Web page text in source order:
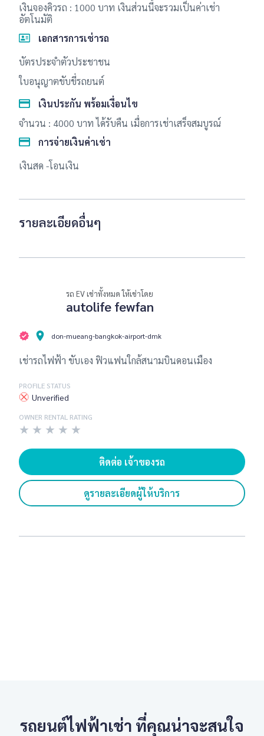
เงินจองคิวรถ : 1000 บาท เงินส่วนนี้จะรวมเป็นค่าเช่า
อัตโนมัติ
เอกสารการเช่ารถ
บัตรประจำตัวประชาชน
ใบอนุญาตขับขี่รถยนต์
เงินประกัน พร้อมเงื่อนไข
จำนวน : 4000 บาท ได้รับคืน เมื่อการเช่าเสร็จสมบูรณ์
การจ่ายเงินค่าเช่า
เงินสด -โอนเงิน
รายละเอียดอื่นๆ
รถ EV เช่าทั้งหมด ให้เช่าโดย
autolife fewfan
don-mueang-bangkok-airport-dmk
เช่ารถไฟฟ้า ขับเอง ฟิวแฟนใกล้สนามบินดอนเมือง
Unverified
PROFILE STATUS
OWNER RENTAL RATING
★ ★ ★ ★ ★
ติดต่อ เจ้าของรถ
ดูรายละเอียดผู้ให้บริการ
รถยนต์ไฟฟ้าเช่า ที่คุณน่าจะสนใจ